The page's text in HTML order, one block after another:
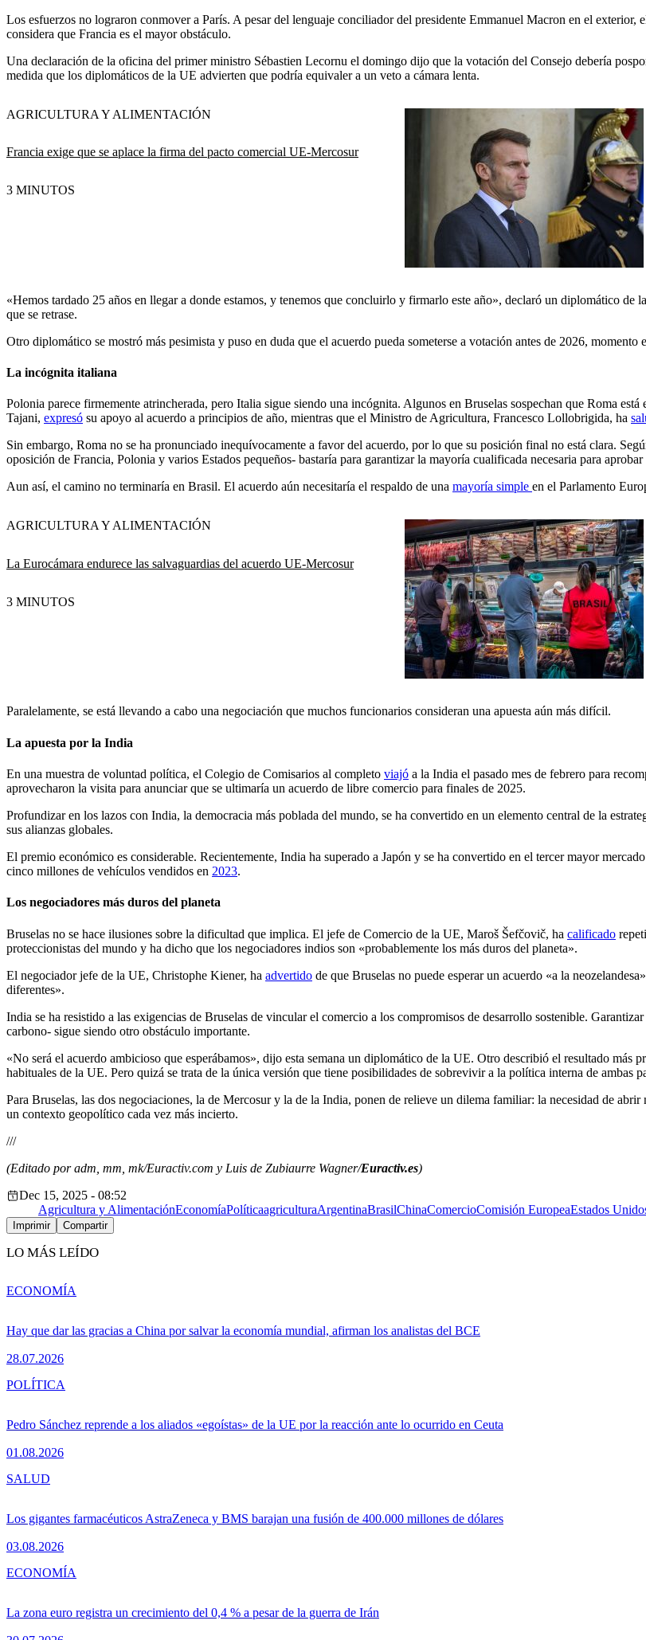
Los esfuerzos no lograron conmover a París. A pesar del lenguaje conciliador del presidente Emmanuel Macron en el
considera que Francia es el mayor obstáculo.
Una declaración de la oficina del primer ministro Sébastien Lecornu el domingo dijo que la votación del Consejo debería
medida que los diplomáticos de la UE advierten que podría equivaler a un veto a cámara lenta.
Francia exige que se aplace la firma del pacto comercial UE-Mercosur
AGRICULTURA Y ALIMENTACIÓN
3 MINUTOS
«Hemos tardado 25 años en llegar a donde estamos, y tenemos que concluirlo y firmarlo este año», declaró un diplomático
que se retrase.
Otro diplomático se mostró más pesimista y puso en duda que el acuerdo pueda someterse a votación antes de 2026,
La incógnita italiana
Polonia parece firmemente atrincherada, pero Italia sigue siendo una incógnita. Algunos en Bruselas sospechan que Roma
Tajani, expresó su apoyo al acuerdo a principios de año, mientras que el Ministro de Agricultura, Francesco Lollobrigida, ha
Sin embargo, Roma no se ha pronunciado inequívocamente a favor del acuerdo, por lo que su posición final no está clara.
oposición de Francia, Polonia y varios Estados pequeños- bastaría para garantizar la mayoría cualificada necesaria para aprobar
Aun así, el camino no terminaría en Brasil. El acuerdo aún necesitaría el respaldo de una mayoría simple en el Parlamento
La Eurocámara endurece las salvaguardias del acuerdo UE-Mercosur
AGRICULTURA Y ALIMENTACIÓN
3 MINUTOS
Paralelamente, se está llevando a cabo una negociación que muchos funcionarios consideran una apuesta aún más difícil.
La apuesta por la India
En una muestra de voluntad política, el Colegio de Comisarios al completo viajó a la India el pasado mes de febrero para
aprovecharon la visita para anunciar que se ultimaría un acuerdo de libre comercio para finales de 2025.
Profundizar en los lazos con India, la democracia más poblada del mundo, se ha convertido en un elemento central de la
sus alianzas globales.
El premio económico es considerable. Recientemente, India ha superado a Japón y se ha convertido en el tercer mayor
cinco millones de vehículos vendidos en 2023.
Los negociadores más duros del planeta
Bruselas no se hace ilusiones sobre la dificultad que implica. El jefe de Comercio de la UE, Maroš Šefčovič, ha calificado
proteccionistas del mundo y ha dicho que los negociadores indios son «probablemente los más duros del planeta».
El negociador jefe de la UE, Christophe Kiener, ha advertido de que Bruselas no puede esperar un acuerdo «a la
diferentes».
India se ha resistido a las exigencias de Bruselas de vincular el comercio a los compromisos de desarrollo sostenible.
carbono- sigue siendo otro obstáculo importante.
«No será el acuerdo ambicioso que esperábamos», dijo esta semana un diplomático de la UE. Otro describió el resultado más
habituales de la UE. Pero quizá se trata de la única versión que tiene posibilidades de sobrevivir a la política interna de ambas
Para Bruselas, las dos negociaciones, la de Mercosur y la de la India, ponen de relieve un dilema familiar: la necesidad de
un contexto geopolítico cada vez más incierto.
///
(Editado por adm, mm, mk/Euractiv.com y Luis de Zubiaurre Wagner/Euractiv.es)
Dec 15, 2025 - 08:52
Agricultura y AlimentaciónEconomíaPolíticaagriculturaArgentinaBrasilChinaComercioComisión EuropeaEstados
Imprimir Compartir
LO MÁS LEÍDO
Hay que dar las gracias a China por salvar la economía mundial, afirman los analistas del BCE
28.07.2026
ECONOMÍA
Pedro Sánchez reprende a los aliados «egoístas» de la UE por la reacción ante lo ocurrido en Ceuta
01.08.2026
POLÍTICA
Los gigantes farmacéuticos AstraZeneca y BMS barajan una fusión de 400.000 millones de dólares
03.08.2026
SALUD
La zona euro registra un crecimiento del 0,4 % a pesar de la guerra de Irán
ECONOMÍA